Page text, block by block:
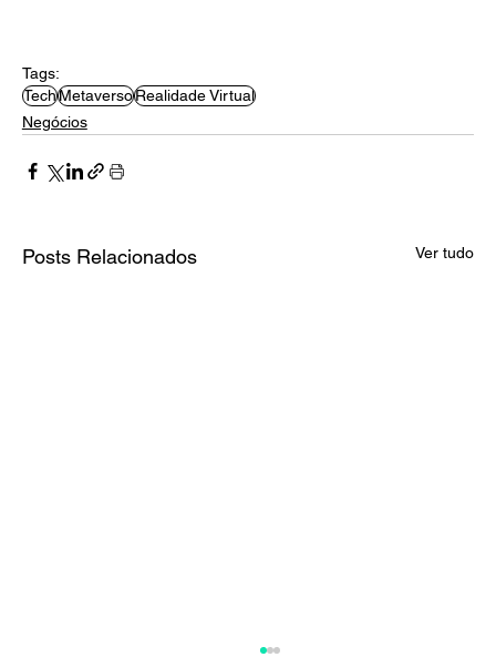
Tags:
TechMetaversoRealidade Virtual
Negócios
Posts Relacionados Ver tudo